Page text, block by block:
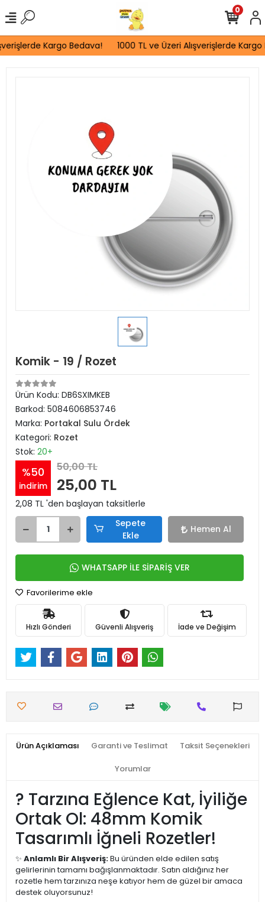
Kargo Bedava! 1000 TL ve Üzeri Alışverişlerde Kargo
0
Komik - 19 / Rozet
Ürün Kodu: DB6SXIMKEB
Barkod: 5084606853746
Marka: Portakal Sulu Ördek
Kategori: Rozet
Stok: 20+
%50
indirim
50,00 TL
25,00 TL
2,08 TL 'den başlayan taksitlerle
Sepete
Ekle
Hemen Al
WHATSAPP İLE SİPARİŞ VER
Favorilerime ekle
Hızlı Gönderi Güvenli Alışveriş İade ve Değişim
Ürün Açıklaması Garanti ve Teslimat Taksit Seçenekleri
Yorumlar
? Tarzına Eğlence Kat, İyiliğe
Ortak Ol: 48mm Komik
Tasarımlı İğneli Rozetler!
✨ Anlamlı Bir Alışveriş:Bu üründen elde edilen satış
gelirlerinin tamamı bağışlanmaktadır. Satın aldığınız her
rozetle hem tarzınıza neşe katıyor hem de güzel bir amaca
destek oluyorsunuz!